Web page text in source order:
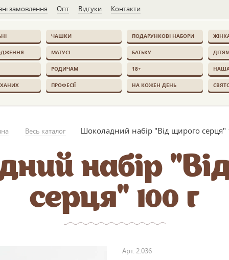
замовлення Опт Відгуки Контакти
ЧАШКИ ПОДАРУНКОВІ НАБОРИ
МАТУСІ БАТЬКУ
РОДИЧАМ 18+
ПРОФЕСІЇ НА КОЖЕН ДЕНЬ
Весь каталог Шоколадний набір "Від щирого серця"
набір
серця" 100 г
Арт.2.036